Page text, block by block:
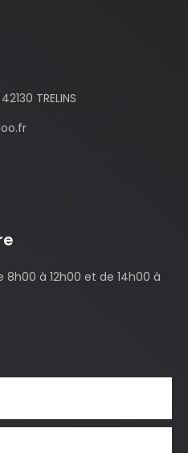
TRELINS
à 12h00 et de 14h00 à